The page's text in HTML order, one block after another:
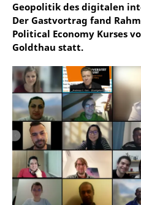
Geopolitik des digitalen
Der Gastvortrag fand
Political Economy Kurses
Goldthau statt.